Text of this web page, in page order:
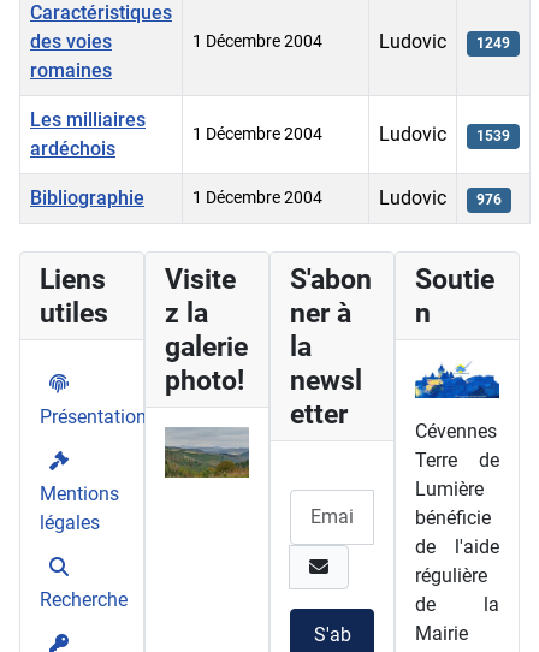
Caractéristiques
des voies
romaines
1 Décembre 2004 Ludovic 1249
Les milliaires
ardéchois
1 Décembre 2004 Ludovic 1539
Bibliographie 1 Décembre 2004 Ludovic 976
Liens
utiles
Présentation
Mentions
légales
Recherche
Visite
z la
galerie
photo!
S'abon
ner à
la
newsl
etter
S'ab
Soutie
n
Cévennes
Terre de
Lumière
bénéficie
de l'aide
régulière
de la
Mairie